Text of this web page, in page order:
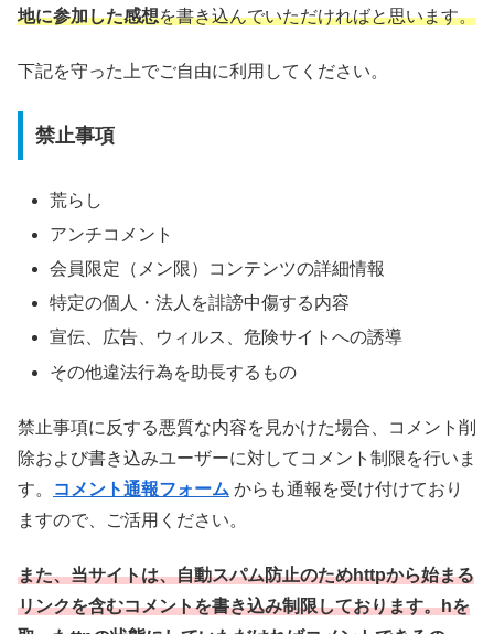
地に参加した感想を書き込んでいただければと思います。
下記を守った上でご自由に利用してください。
禁止事項
荒らし
アンチコメント
会員限定（メン限）コンテンツの詳細情報
特定の個人・法人を誹謗中傷する内容
宣伝、広告、ウィルス、危険サイトへの誘導
その他違法行為を助長するもの
禁止事項に反する悪質な内容を見かけた場合、コメント削
除および書き込みユーザーに対してコメント制限を行いま
す。
コメント通報フォーム からも通報を受け付けており
ますので、ご活用ください。
また、当サイトは、自動スパム防止のためhttpから始まる
リンクを含むコメントを書き込み制限しております。hを